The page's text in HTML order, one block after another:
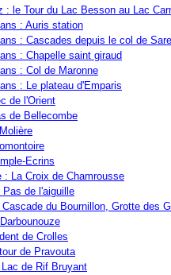
: le Tour du Lac Besson au Lac
: Auris station
: Cascades depuis le col de
: Chapelle saint giraud
: Col de Maronne
: Le plateau d'Emparis
de l'Orient
de Bellecombe
Ecrins
: La Croix de Chamrousse
de l'aiguille
du Bournillon, Grotte des
de Crolles
de Pravouta
de Rif Bruyant